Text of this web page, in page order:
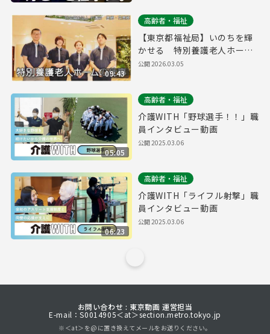
09:43
高齢者・福祉
【東京都福祉局】いのちを輝
かせる 特別養護老人ホーム
の仕事
公開2026.03.05
05:05
高齢者・福祉
介護WITH「野球選手！！」職
員インタビュー動画
公開2025.03.06
06:23
高齢者・福祉
介護WITH「ライフル射撃」職
員インタビュー動画
公開2025.03.06
お問い合わせ : 東京動画 運営担当
E-mail：S0014905＜at＞section.metro.tokyo.jp
※＜at＞を@に置き換えてメールをお送りください。